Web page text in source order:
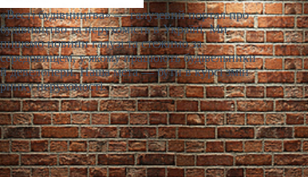
«Весті будівництва» — галузевий портал про
будівництво та нерухомість в Україні. Ми
пишемо новини галузі та стежимо за
середовищем, у якому працюють будівельники
й девелопери. Наша мета — бути в курсі змін
ринку нерухомості.